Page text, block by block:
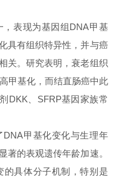
表现为基因组DNA甲基
具有组织特异性，并与癌
关。研究表明，衰老组织
甲基化，而结直肠癌中此
DKK SFRP基因家族常
DNA甲基化变化与生理年
著的表观遗传年龄加速。
的具体分子机制，特别是